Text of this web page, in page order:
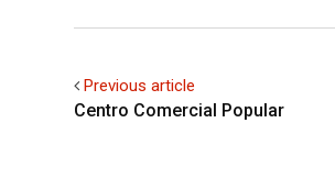
Previous article
Centro Comercial Popular